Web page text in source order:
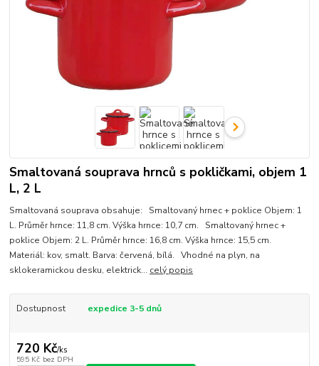
Smaltovaná souprava hrnců s pokličkami, objem 1
L, 2 L
Smaltovaná souprava obsahuje: Smaltovaný hrnec + poklice Objem: 1
L. Průměr hrnce: 11,8 cm. Výška hrnce: 10,7 cm. Smaltovaný hrnec +
poklice Objem: 2 L. Průměr hrnce: 16,8 cm. Výška hrnce: 15,5 cm.
Materiál: kov, smalt. Barva: červená, bílá. Vhodné na plyn, na
sklokeramickou desku, elektrick... celý popis
Dostupnost expedice 3-5 dnů
720 Kč/ks
595 Kč bez DPH